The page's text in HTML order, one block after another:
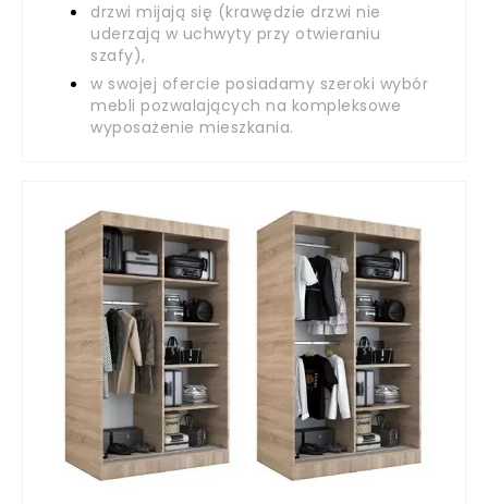
drzwi mijają się (krawędzie drzwi nie
uderzają w uchwyty przy otwieraniu
szafy),
w swojej ofercie posiadamy szeroki wybór
mebli pozwalających na kompleksowe
wyposażenie mieszkania.